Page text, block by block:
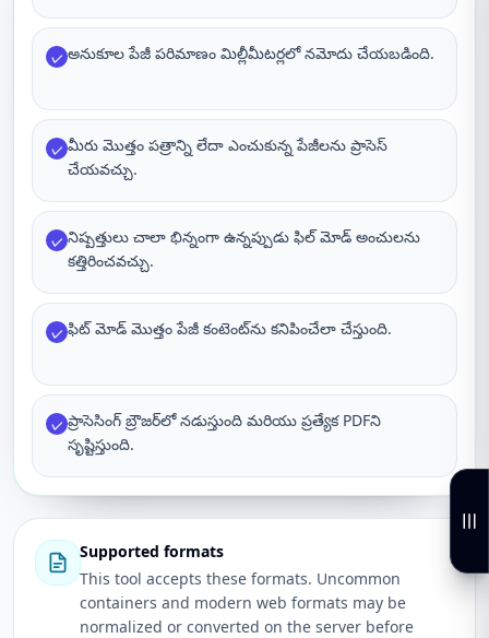
✓ అనుకూల పేజీ పరిమాణం మిల్లీమీటర్లలో నమోదు చేయబడింది.
✓ మీరు మొత్తం పత్రాన్ని లేదా ఎంచుకున్న పేజీలను ప్రాసెస్
చేయవచ్చు.
✓ నిష్పత్తులు చాలా భిన్నంగా ఉన్నప్పుడు ఫిల్ మోడ్ అంచులను
కత్తిరించవచ్చు.
✓ ఫిట్ మోడ్ మొత్తం పేజీ కంటెంట్‌ను కనిపించేలా చేస్తుంది.
✓ ప్రాసెసింగ్ బ్రౌజర్‌లో నడుస్తుంది మరియు ప్రత్యేక PDFని
సృష్టిస్తుంది.
Supported formats
This tool accepts these formats. Uncommon
containers and modern web formats may be
normalized or converted on the server before